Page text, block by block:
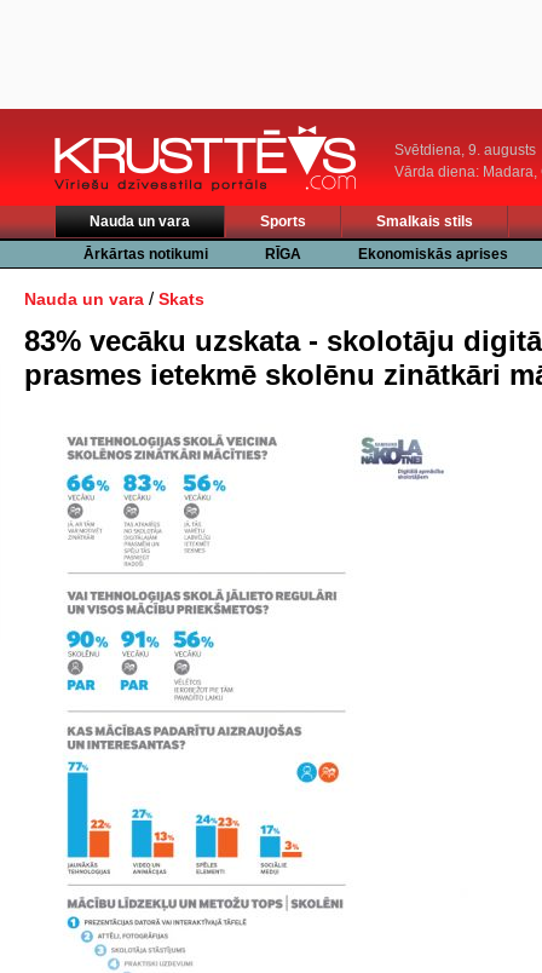
Svētdiena, 9. augusts
Vārda diena: Madara,
Nauda un vara Sports
Smalkais stils
Ārkārtas notikumi
RĪGA Ekonomiskās aprises
Nauda un vara / Skats
83% vecāku uzskata - skolotāju
prasmes ietekmē skolēnu zinātkāri